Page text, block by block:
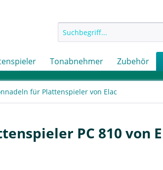
Tonabnehmer Zubehör
für Plattenspieler von Elac
PC 810 von